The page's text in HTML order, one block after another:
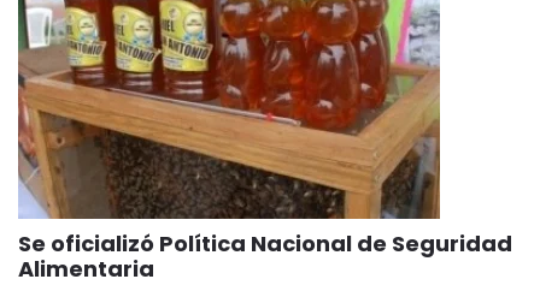
Se oficializó Política Nacional de Seguridad
Alimentaria